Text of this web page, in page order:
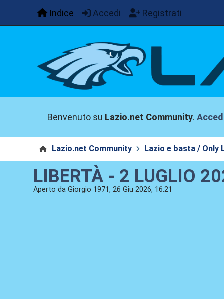
Indice Accedi Registrati
Benvenuto su Lazio.net Community.
Lazio.net Community Lazio e basta / Only
LIBERTÀ - 2 LUGLIO
Aperto da Giorgio 1971, 26 Giu 2026, 16:21